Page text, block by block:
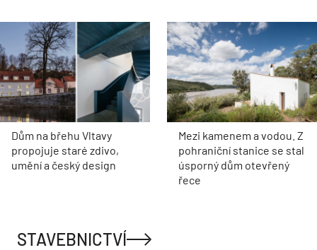
Dům na břehu Vltavy
propojuje staré zdivo,
umění a český design
Mezi kamenem a vodou. Z
pohraniční stanice se stal
úsporný dům otevřený
řece
STAVEBNICTVÍ